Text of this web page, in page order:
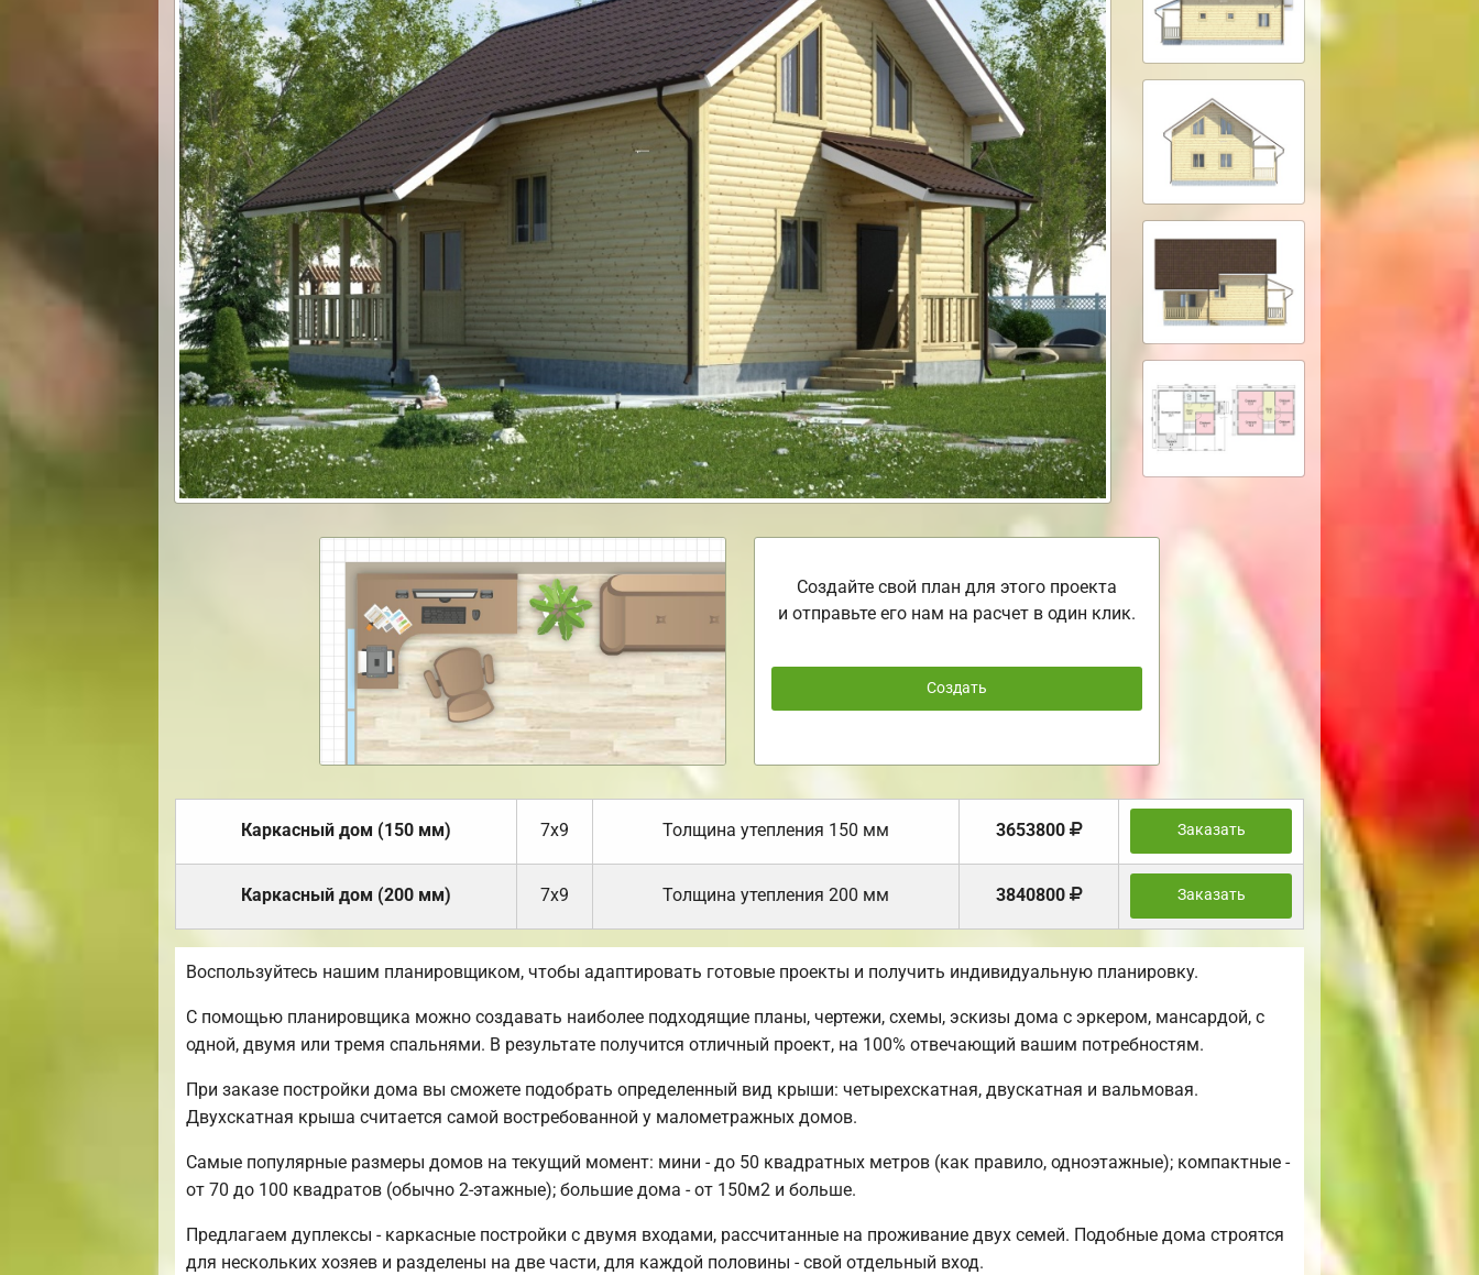
Создайте свой план для этого проекта
и отправьте его нам на расчет в один клик.
Создать
Каркасный дом (150 мм) 7х9 Толщина утепления 150 мм 3653800 Заказать
Каркасный дом (200 мм) 7х9 Толщина утепления 200 мм 3840800 Заказать
Воспользуйтесь нашим планировщиком, чтобы адаптировать готовые проекты и получить индивидуальную планировку.
С помощью планировщика можно создавать наиболее подходящие планы, чертежи, схемы, эскизы дома с эркером, мансардой, с
одной, двумя или тремя спальнями. В результате получится отличный проект, на 100% отвечающий вашим потребностям.
При заказе постройки дома вы сможете подобрать определенный вид крыши: четырехскатная, двускатная и вальмовая.
Двухскатная крыша считается самой востребованной у малометражных домов.
Самые популярные размеры домов на текущий момент: мини - до 50 квадратных метров (как правило, одноэтажные); компактные -
от 70 до 100 квадратов (обычно 2-этажные); большие дома - от 150м2 и больше.
Предлагаем дуплексы - каркасные постройки с двумя входами, рассчитанные на проживание двух семей. Подобные дома строятся
для нескольких хозяев и разделены на две части, для каждой половины - свой отдельный вход.